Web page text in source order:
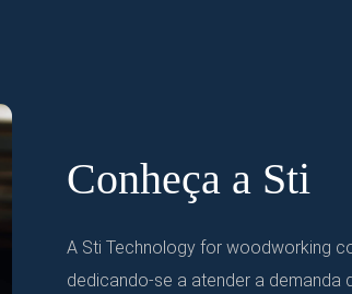
Conheça a Sti
A Sti Technology for woodworking
dedicando-se a atender a demanda